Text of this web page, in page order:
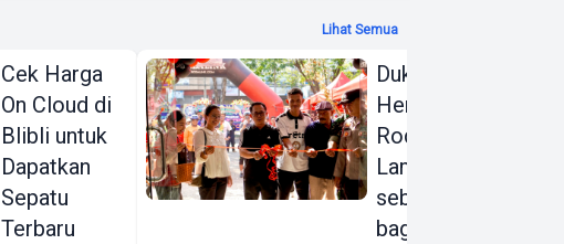
Lihat Semua
Cek Harga
On Cloud di
Blibli untuk
Dapatkan
Sepatu
Terbaru
Dukung Gerakan
Hemat Energi,
Rodalink
Lampung Hadir
sebagai Rumah
bagi para